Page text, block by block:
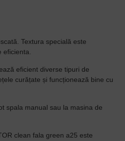
Textura specială este
eficient diverse tipuri de
curățate și funcționează bine cu
spala manual sau la masina de
clean fala green a25 este